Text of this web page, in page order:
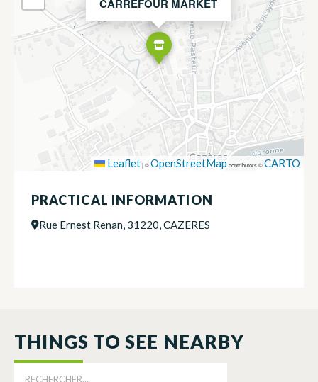
CARREFOUR MARKET
Leaflet|©OpenStreetMap contributors ©CARTO
PRACTICAL INFORMATION
Rue Ernest Renan, 31220, CAZERES
THINGS TO SEE NEARBY